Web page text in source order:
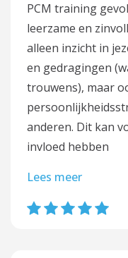
PCM training
leerzame en
alleen inzicht in
en gedragingen
trouwens), maar
anderen. Dit kan
invloed hebben
Lees meer